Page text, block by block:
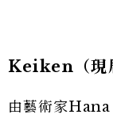
Keiken （
由藝術家